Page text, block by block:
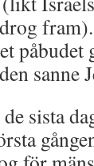
påbudet
sanne
sista